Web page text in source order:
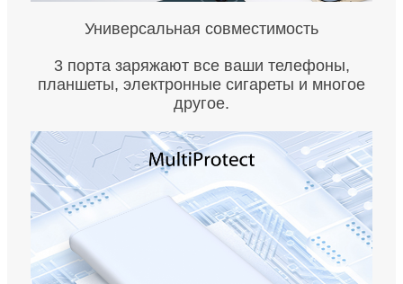
Универсальная совместимость
3 порта заряжают все ваши телефоны,
планшеты, электронные сигареты и многое
другое.